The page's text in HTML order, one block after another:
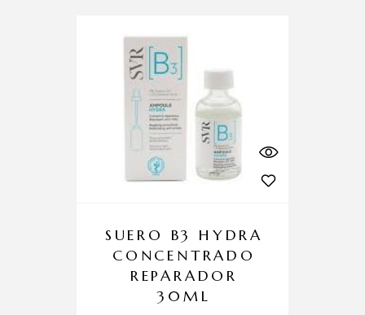
SUERO B3 HYDRA
CONCENTRADO
REPARADOR
30ML